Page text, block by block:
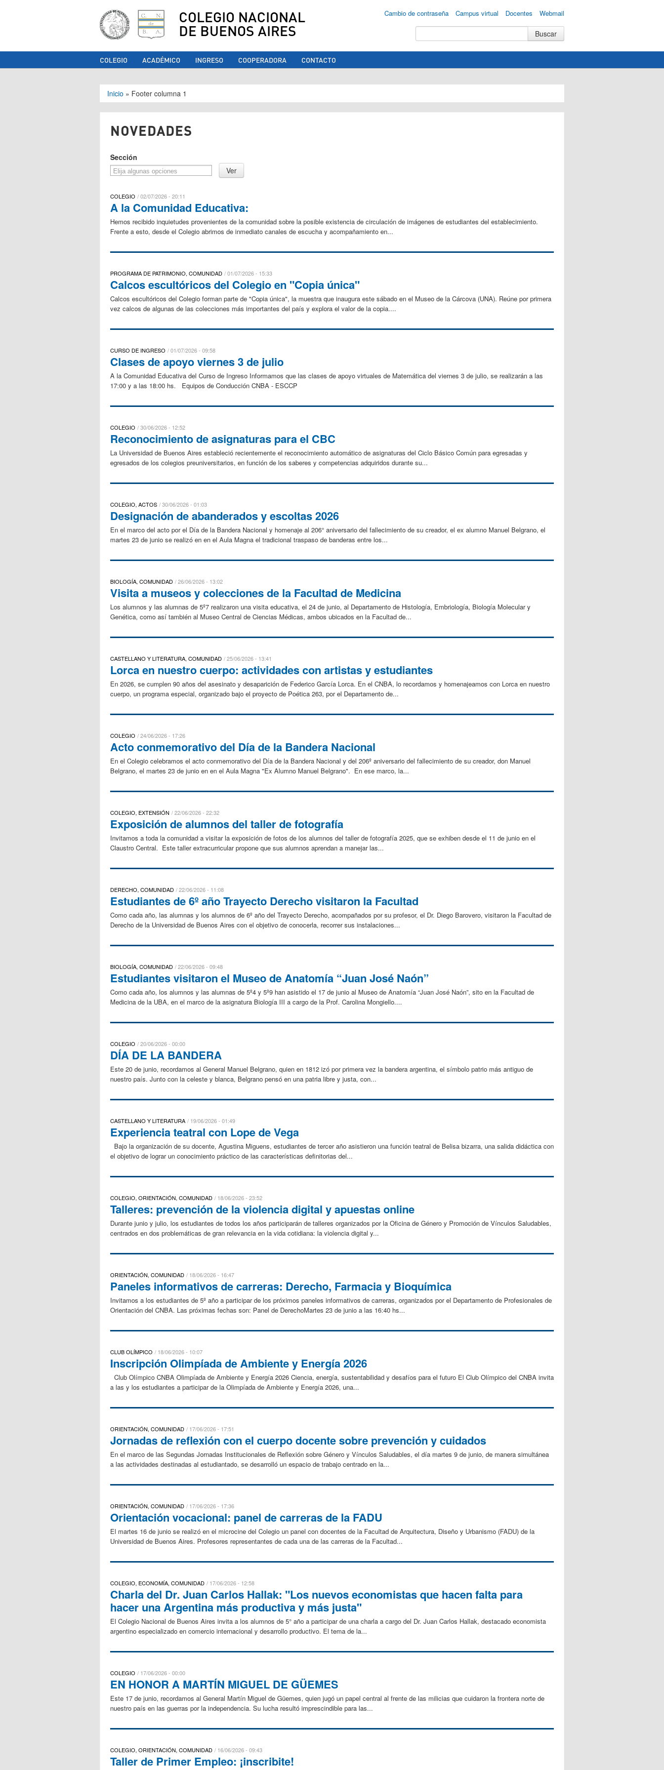
COLEGIO NACIONAL
DE BUENOS AIRES
Cambio de contraseña Campus virtual Docentes Webmail
COLEGIO ACADÉMICO INGRESO COOPERADORA CONTACTO
Se encuentra usted aquí
Inicio » Footer columna 1
NOVEDADES
Sección
COLEGIO 02/07/2026 - 20:11
A la Comunidad Educativa:
Hemos recibido inquietudes provenientes de la comunidad sobre la posible existencia de circulación de imágenes de estudiantes del establecimiento.
Frente a esto, desde el Colegio abrimos de inmediato canales de escucha y acompañamiento en...
PROGRAMA DE PATRIMONIO, COMUNIDAD 01/07/2026 - 15:33
Calcos escultóricos del Colegio en "Copia única"
Calcos escultóricos del Colegio forman parte de "Copia única", la muestra que inaugura este sábado en el Museo de la Cárcova (UNA). Reúne por primera
vez calcos de algunas de las colecciones más importantes del país y explora el valor de la copia....
CURSO DE INGRESO 01/07/2026 - 09:58
Clases de apoyo viernes 3 de julio
A la Comunidad Educativa del Curso de Ingreso Informamos que las clases de apoyo virtuales de Matemática del viernes 3 de julio, se realizarán a las
17:00 y a las 18:00 hs. Equipos de Conducción CNBA - ESCCP
COLEGIO 30/06/2026 - 12:52
Reconocimiento de asignaturas para el CBC
La Universidad de Buenos Aires estableció recientemente el reconocimiento automático de asignaturas del Ciclo Básico Común para egresadas y
egresados de los colegios preuniversitarios, en función de los saberes y competencias adquiridos durante su...
COLEGIO, ACTOS 30/06/2026 - 01:03
Designación de abanderados y escoltas 2026
En el marco del acto por el Día de la Bandera Nacional y homenaje al 206° aniversario del fallecimiento de su creador, el ex alumno Manuel Belgrano, el
martes 23 de junio se realizó en en el Aula Magna el tradicional traspaso de banderas entre los...
BIOLOGÍA, COMUNIDAD 26/06/2026 - 13:02
Visita a museos y colecciones de la Facultad de Medicina
Los alumnos y las alumnas de 5º7 realizaron una visita educativa, el 24 de junio, al Departamento de Histología, Embriología, Biología Molecular y
Genética, como así también al Museo Central de Ciencias Médicas, ambos ubicados en la Facultad de...
CASTELLANO Y LITERATURA, COMUNIDAD 25/06/2026 - 13:41
Lorca en nuestro cuerpo: actividades con artistas y estudiantes
En 2026, se cumplen 90 años del asesinato y desaparición de Federico García Lorca. En el CNBA, lo recordamos y homenajeamos con Lorca en nuestro
cuerpo, un programa especial, organizado bajo el proyecto de Poética 263, por el Departamento de...
COLEGIO 24/06/2026 - 17:26
Acto conmemorativo del Día de la Bandera Nacional
En el Colegio celebramos el acto conmemorativo del Día de la Bandera Nacional y del 206º aniversario del fallecimiento de su creador, don Manuel
Belgrano, el martes 23 de junio en en el Aula Magna "Ex Alumno Manuel Belgrano". En ese marco, la...
COLEGIO, EXTENSIÓN 22/06/2026 - 22:32
Exposición de alumnos del taller de fotografía
Invitamos a toda la comunidad a visitar la exposición de fotos de los alumnos del taller de fotografía 2025, que se exhiben desde el 11 de junio en el
Claustro Central. Este taller extracurricular propone que sus alumnos aprendan a manejar las...
DERECHO, COMUNIDAD 22/06/2026 - 11:08
Estudiantes de 6º año Trayecto Derecho visitaron la Facultad
Como cada año, las alumnas y los alumnos de 6º año del Trayecto Derecho, acompañados por su profesor, el Dr. Diego Barovero, visitaron la Facultad de
Derecho de la Universidad de Buenos Aires con el objetivo de conocerla, recorrer sus instalaciones...
BIOLOGÍA, COMUNIDAD 22/06/2026 - 09:48
Estudiantes visitaron el Museo de Anatomía “Juan José Naón”
Como cada año, los alumnos y las alumnas de 5º4 y 5º9 han asistido el 17 de junio al Museo de Anatomía “Juan José Naón”, sito en la Facultad de
Medicina de la UBA, en el marco de la asignatura Biología III a cargo de la Prof. Carolina Mongiello....
COLEGIO 20/06/2026 - 00:00
DÍA DE LA BANDERA
Este 20 de junio, recordamos al General Manuel Belgrano, quien en 1812 izó por primera vez la bandera argentina, el símbolo patrio más antiguo de
nuestro país. Junto con la celeste y blanca, Belgrano pensó en una patria libre y justa, con...
CASTELLANO Y LITERATURA 19/06/2026 - 01:49
Experiencia teatral con Lope de Vega
Bajo la organización de su docente, Agustina Miguens, estudiantes de tercer año asistieron una función teatral de Belisa bizarra, una salida didáctica con
el objetivo de lograr un conocimiento práctico de las características definitorias del...
COLEGIO, ORIENTACIÓN, COMUNIDAD 18/06/2026 - 23:52
Talleres: prevención de la violencia digital y apuestas online
Durante junio y julio, los estudiantes de todos los años participarán de talleres organizados por la Oficina de Género y Promoción de Vínculos Saludables,
centrados en dos problemáticas de gran relevancia en la vida cotidiana: la violencia digital y...
ORIENTACIÓN, COMUNIDAD 18/06/2026 - 16:47
Paneles informativos de carreras: Derecho, Farmacia y Bioquímica
Invitamos a los estudiantes de 5º año a participar de los próximos paneles informativos de carreras, organizados por el Departamento de Profesionales de
Orientación del CNBA. Las próximas fechas son: Panel de DerechoMartes 23 de junio a las 16:40 hs...
CLUB OLÍMPICO 18/06/2026 - 10:07
Inscripción Olimpíada de Ambiente y Energía 2026
Club Olímpico CNBA Olimpíada de Ambiente y Energía 2026 Ciencia, energía, sustentabilidad y desafíos para el futuro El Club Olímpico del CNBA invita
a las y los estudiantes a participar de la Olimpíada de Ambiente y Energía 2026, una...
ORIENTACIÓN, COMUNIDAD 17/06/2026 - 17:51
Jornadas de reflexión con el cuerpo docente sobre prevención y cuidados
En el marco de las Segundas Jornadas Institucionales de Reflexión sobre Género y Vínculos Saludables, el día martes 9 de junio, de manera simultánea
a las actividades destinadas al estudiantado, se desarrolló un espacio de trabajo centrado en la...
ORIENTACIÓN, COMUNIDAD 17/06/2026 - 17:36
Orientación vocacional: panel de carreras de la FADU
El martes 16 de junio se realizó en el microcine del Colegio un panel con docentes de la Facultad de Arquitectura, Diseño y Urbanismo (FADU) de la
Universidad de Buenos Aires. Profesores representantes de cada una de las carreras de la Facultad...
COLEGIO, ECONOMÍA, COMUNIDAD 17/06/2026 - 12:58
Charla del Dr. Juan Carlos Hallak: "Los nuevos economistas que hacen falta para
hacer una Argentina más productiva y más justa"
El Colegio Nacional de Buenos Aires invita a los alumnos de 5° año a participar de una charla a cargo del Dr. Juan Carlos Hallak, destacado economista
argentino especializado en comercio internacional y desarrollo productivo. El tema de la...
COLEGIO 17/06/2026 - 00:00
EN HONOR A MARTÍN MIGUEL DE GÜEMES
Este 17 de junio, recordamos al General Martín Miguel de Güemes, quien jugó un papel central al frente de las milicias que cuidaron la frontera norte de
nuestro país en las guerras por la independencia. Su lucha resultó imprescindible para las...
COLEGIO, ORIENTACIÓN, COMUNIDAD 16/06/2026 - 09:43
Taller de Primer Empleo: ¡inscribite!